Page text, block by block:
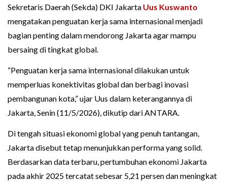
Sekretaris Daerah (Sekda) DKI Jakarta Uus Kuswanto
mengatakan penguatan kerja sama internasional menjadi
bagian penting dalam mendorong Jakarta agar mampu
bersaing di tingkat global.
“Penguatan kerja sama internasional dilakukan untuk
memperluas konektivitas global dan berbagi inovasi
pembangunan kota,” ujar Uus dalam keterangannya di
Jakarta, Senin (11/5/2026), dikutip dari ANTARA.
Di tengah situasi ekonomi global yang penuh tantangan,
Jakarta disebut tetap menunjukkan performa yang solid.
Berdasarkan data terbaru, pertumbuhan ekonomi Jakarta
pada akhir 2025 tercatat sebesar 5,21 persen dan meningkat